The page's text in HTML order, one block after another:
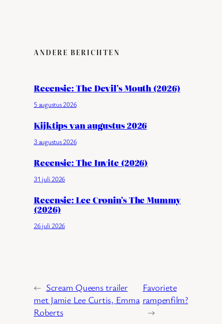
ANDERE BERICHTEN
Recensie: The Devil’s Mouth (2026)
5 augustus 2026
Kijktips van augustus 2026
3 augustus 2026
Recensie: The Invite (2026)
31 juli 2026
Recensie: Lee Cronin’s The Mummy
(2026)
26 juli 2026
← Scream Queens trailer
met Jamie Lee Curtis, Emma
Roberts
Favoriete
rampenfilm?
→